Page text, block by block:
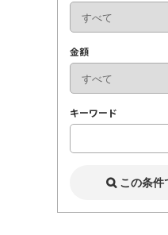
金額
キーワード